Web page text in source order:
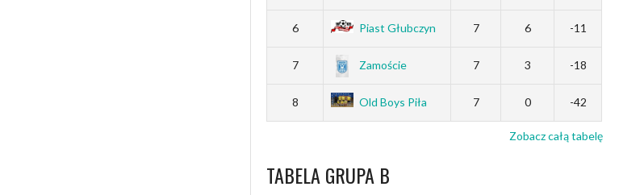
6 Piast Głubczyn 7 6 -11
7 Zamoście 7 3 -18
8 Old Boys Piła 7 0 -42
Zobacz całą tabelę
TABELA GRUPA B